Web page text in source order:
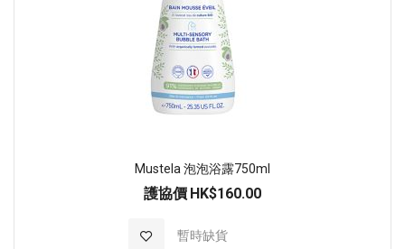
Mustela 泡泡浴露750ml
護協價 HK$160.00
暫時缺貨
加入至願望清單